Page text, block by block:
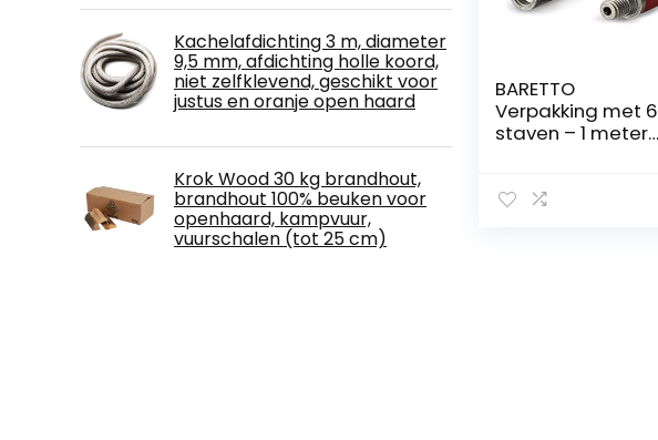
Kachelafdichting 3 m, diameter
9,5 mm, afdichting holle koord,
niet zelfklevend, geschikt voor
justus en oranje open haard
Krok Wood 30 kg brandhout,
brandhout 100% beuken voor
openhaard, kampvuur,
vuurschalen (tot 25 cm)
BARETTO
Verpakking met 6
staven – 1 meter
ingsset – voor